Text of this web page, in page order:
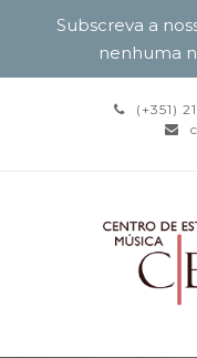
(+351)
Subscreva a
nenhuma